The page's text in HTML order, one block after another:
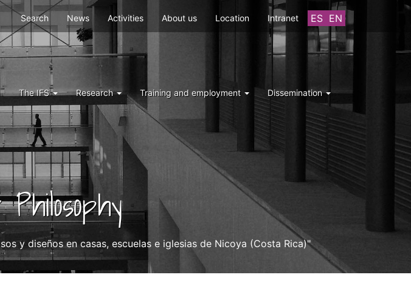
ES EN
Menu
top
right
ifs
Search News Activities About us Location Intranet
The IFS Research Training and employment Dissemination
y diseños en casas, escuelas e iglesias de Nicoya (Costa Rica)"